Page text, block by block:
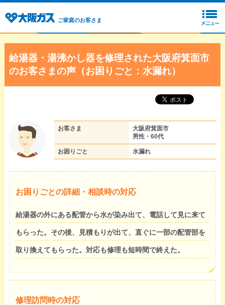
ご家庭のお客さま
給湯器・湯沸かし器を修理された大阪府箕面市
のお客さまの声（お困りごと：水漏れ）
お客さま
大阪府箕面市
男性・60代
お困りごと 水漏れ
お困りごとの詳細・相談時の対応
給湯器の外にある配管から水が染み出て、電話して見に来て
もらった。その後、見積もりが出て、直ぐに一部の配管部を
取り換えてもらった。対応も修理も短時間で終えた。
修理訪問時の対応